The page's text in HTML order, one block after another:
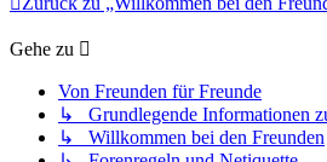
Gehe zu
Von Freunden für Freunde
↳ Grundlegende Informationen
↳ Willkommen bei den Freunden